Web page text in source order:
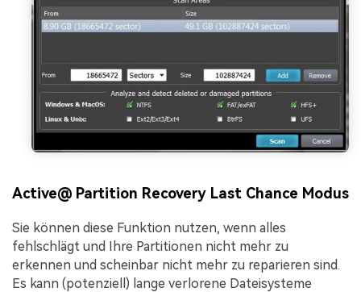
Active@ Partition Recovery Last Chance Modus
Sie können diese Funktion nutzen, wenn alles
fehlschlägt und Ihre Partitionen nicht mehr zu
erkennen und scheinbar nicht mehr zu reparieren sind.
Es kann (potenziell) lange verlorene Dateisysteme